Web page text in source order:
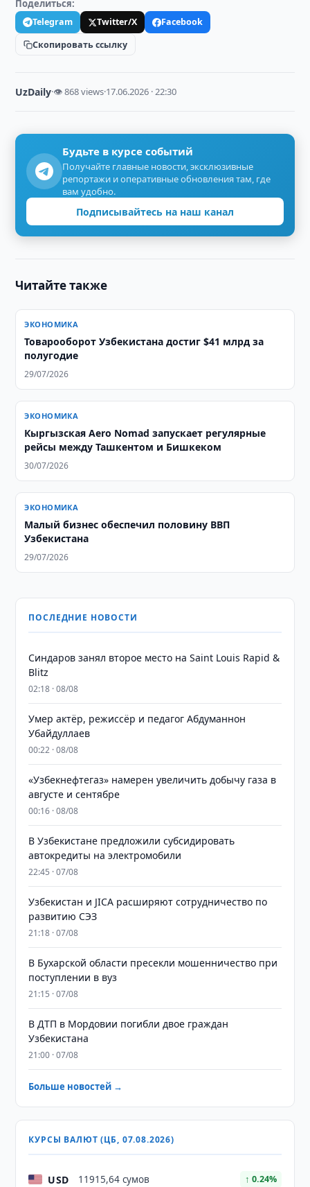
Поделиться:
Telegram Twitter/X
Facebook
Скопировать ссылку
UzDaily·👁 868 views·17.06.2026 · 22:30
Будьте в курсе событий
Получайте главные новости, эксклюзивные
репортажи и оперативные обновления там, где
вам удобно.
Подписывайтесь на наш канал
Читайте также
ЭКОНОМИКА
Товарооборот Узбекистана достиг $41 млрд за
полугодие
29/07/2026
ЭКОНОМИКА
Кыргызская Aero Nomad запускает регулярные
рейсы между Ташкентом и Бишкеком
30/07/2026
ЭКОНОМИКА
Малый бизнес обеспечил половину ВВП
Узбекистана
29/07/2026
ПОСЛЕДНИЕ НОВОСТИ
Синдаров занял второе место на Saint Louis Rapid &
Blitz
02:18 · 08/08
Умер актёр, режиссёр и педагог Абдуманнон
Убайдуллаев
00:22 · 08/08
«Узбекнефтегаз» намерен увеличить добычу газа в
августе и сентябре
00:16 · 08/08
В Узбекистане предложили субсидировать
автокредиты на электромобили
22:45 · 07/08
Узбекистан и JICA расширяют сотрудничество по
развитию СЭЗ
21:18 · 07/08
В Бухарской области пресекли мошенничество при
поступлении в вуз
21:15 · 07/08
В ДТП в Мордовии погибли двое граждан
Узбекистана
21:00 · 07/08
Больше новостей →
КУРСЫ ВАЛЮТ (ЦБ, 07.08.2026)
USD 11915,64 сумов ↑ 0.24%